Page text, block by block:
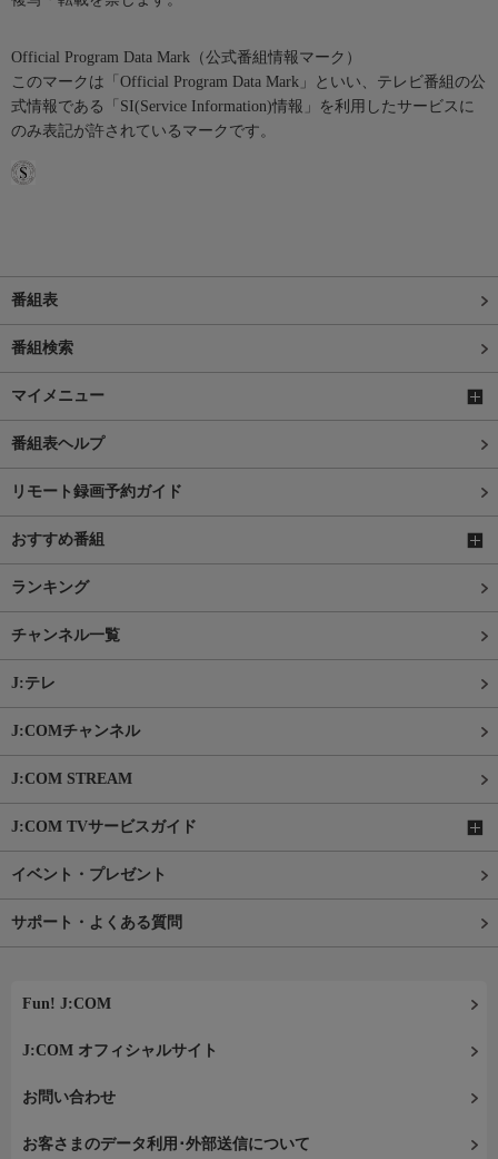
Official Program Data Mark（公式番組情報マーク）
このマークは「Official Program Data Mark」といい、テレビ番組の公
式情報である「SI(Service Information)情報」を利用したサービスに
のみ表記が許されているマークです。
番組表
番組検索
マイメニュー
番組表ヘルプ
リモート録画予約ガイド
おすすめ番組
ランキング
チャンネル一覧
J:テレ
J:COMチャンネル
J:COM STREAM
J:COM TVサービスガイド
イベント・プレゼント
サポート・よくある質問
Fun! J:COM
J:COM オフィシャルサイト
お問い合わせ
お客さまのデータ利用･外部送信について